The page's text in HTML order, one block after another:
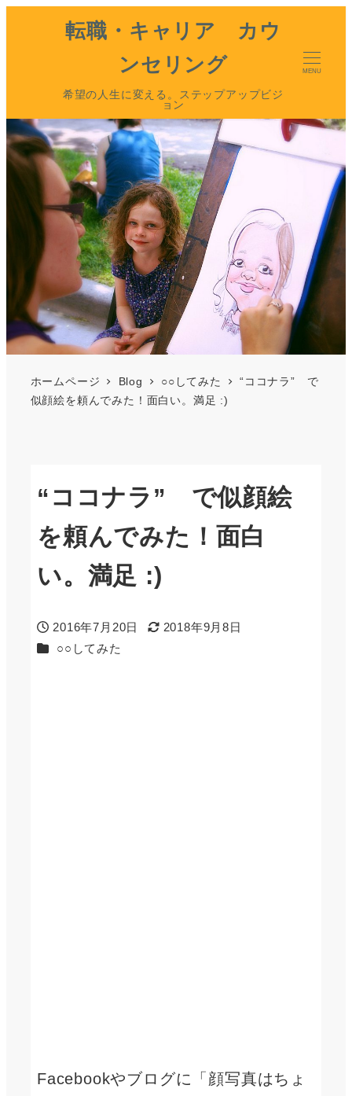
転職・キャリア カウ
ンセリング
希望の人生に変える。ステップアップビジ
ョン
MENU
ホームページ Blog ○○してみた
“ココナラ” で
似顔絵を頼んでみた！面白い。満足 :)
“ココナラ” で似顔絵
を頼んでみた！面白
い。満足 :)
投稿日
2016年7月20日
更新日
2018年9月8日
カテゴリー
○○してみた
Facebookやブログに「顔写真はちょ